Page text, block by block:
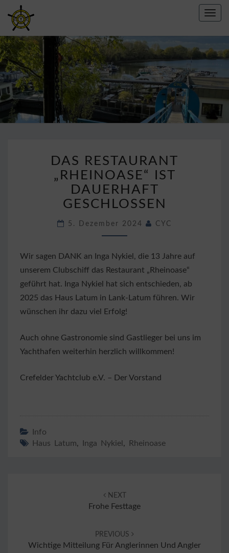
CREFELDER
YACHT
CLUB E.V.
RESTAURANT
„RHEINOASE“
DAUERHAFT
GESCHLOSSEN
DAS RESTAURANT
„RHEINOASE“ IST
DAUERHAFT
GESCHLOSSEN
5. Dezember 2024 CYC
Wir sagen DANK an Inga Nykiel, die 13 Jahre auf
unserem Clubschiff das Restaurant „Rheinoase“
geführt hat. Inga Nykiel hat sich entschieden, ab
2025 das Haus Latum in Lank-Latum führen. Wir
wünschen ihr dazu viel Erfolg!
Auch ohne Gastronomie sind Gastlieger bei uns im
Yachthafen weiterhin herzlich willkommen!
Crefelder Yachtclub e.V. – Der Vorstand
Info
Haus Latum, Inga Nykiel , Rheinoase
NEXT
Frohe Festtage
PREVIOUS
Wichtige Mitteilung Für Anglerinnen Und Angler